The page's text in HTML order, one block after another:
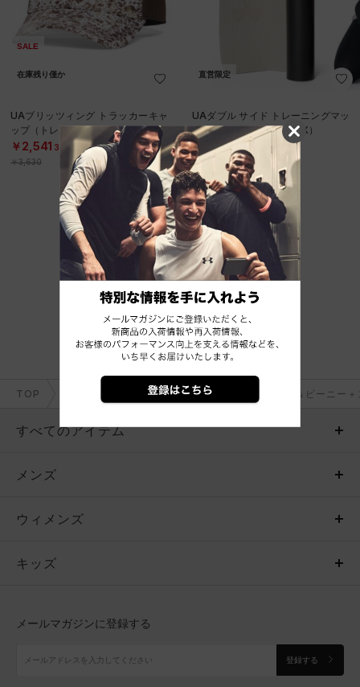
SALE
在庫残り僅か
UAブリッツィング トラッカーキャ
ップ（トレーニング/MEN）
￥2,541 30%OFF
￥3,630
SOLD OUT
直営限定
UAダブル サイド トレーニングマッ
ト（トレーニング/UNISEX）
￥6,930
TOP アクセサリー キャップ＆ビーニー
すべてのアイテム
メンズ
ウィメンズ
キッズ
アクセサリー
メンズ
トップス
ボトムス
アクセサリー
ウィメンズ
トップス
シューズ
キッズ
メールマガジンに登録する
登録する